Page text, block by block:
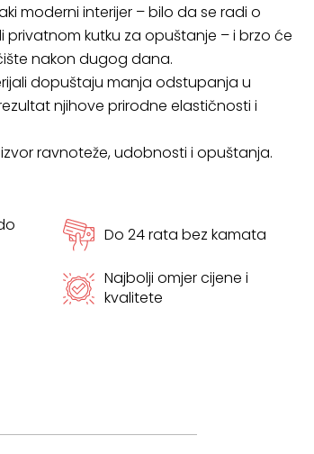
moderni interijer – bilo da se radi o
privatnom kutku za opuštanje – i brzo će
nakon dugog dana.
dopuštaju manja odstupanja u
njihove prirodne elastičnosti i
ravnoteže, udobnosti i opuštanja.
Do 24 rata bez kamata
Najbolji omjer cijene i
kvalitete